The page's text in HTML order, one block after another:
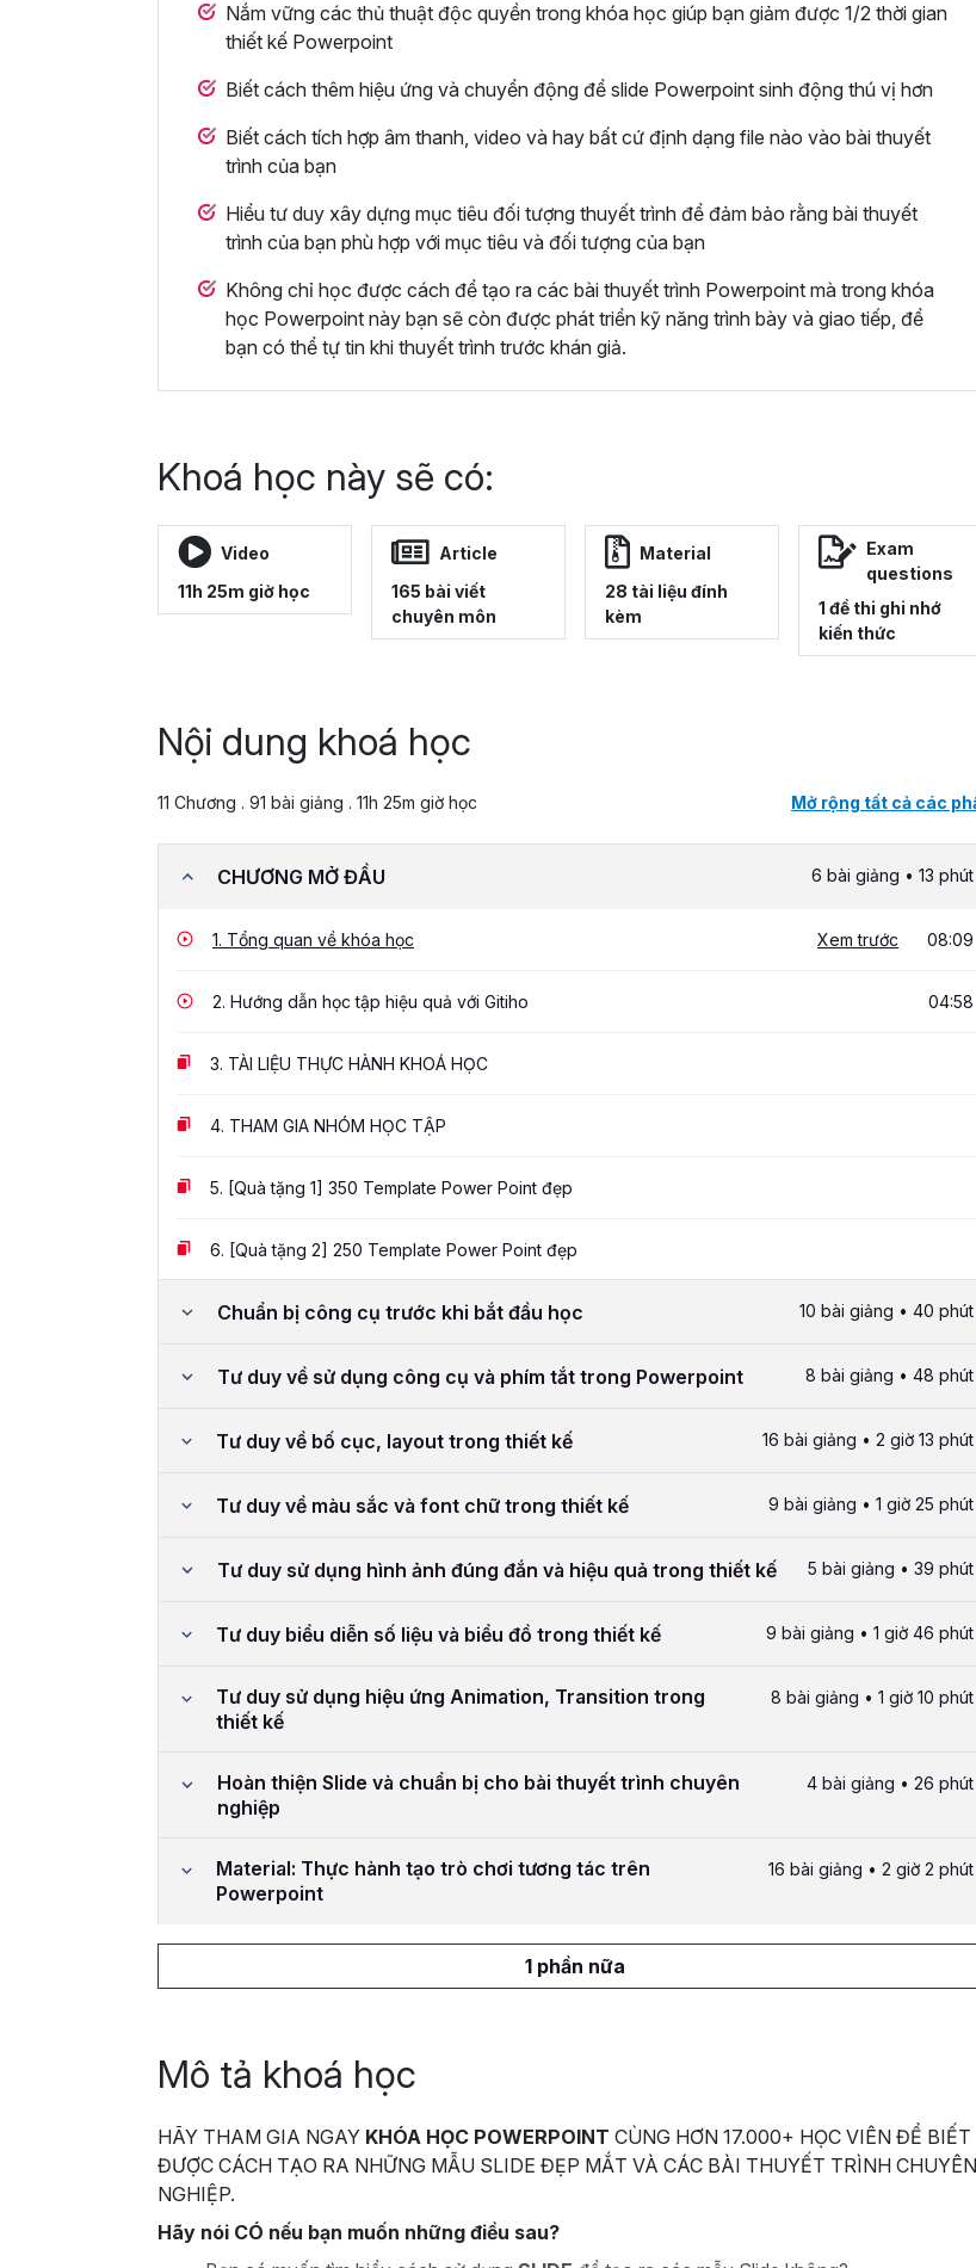
Nắm vững các thủ thuật độc quyền trong khóa học giúp bạn giảm được 1/2 thời gian
thiết kế Powerpoint
Biết cách thêm hiệu ứng và chuyển động để slide Powerpoint sinh động thú vị hơn
Biết cách tích hợp âm thanh, video và hay bất cứ định dạng file nào vào bài thuyết
trình của bạn
Hiểu tư duy xây dựng mục tiêu đối tượng thuyết trình để đảm bảo rằng bài thuyết
trình của bạn phù hợp với mục tiêu và đối tượng của bạn
Không chỉ học được cách để tạo ra các bài thuyết trình Powerpoint mà trong khóa
học Powerpoint này bạn sẽ còn được phát triển kỹ năng trình bày và giao tiếp, để
bạn có thể tự tin khi thuyết trình trước khán giả.
Khoá học này sẽ có:
Video
11h 25m giờ học
Article
165 bài viết
chuyên môn
Material
28 tài liệu đính
kèm
Exam
questions
1 đề thi ghi nhớ
kiến thức
Nội dung khoá học
11 Chương . 91 bài giảng . 11h 25m giờ học Mở rộng tất cả các
CHƯƠNG MỞ ĐẦU 6 bài giảng • 13 phút
1. Tổng quan về khóa học Xem trước 08:09
2. Hướng dẫn học tập hiệu quả với Gitiho 04:58
3. TÀI LIỆU THỰC HÀNH KHOÁ HỌC
4. THAM GIA NHÓM HỌC TẬP
5. [Quà tặng 1] 350 Template Power Point đẹp
6. [Quà tặng 2] 250 Template Power Point đẹp
Chuẩn bị công cụ trước khi bắt đầu học 10 bài giảng • 40 phút
Tư duy về sử dụng công cụ và phím tắt trong Powerpoint 8 bài giảng • 48 phút
Tư duy về bố cục, layout trong thiết kế 16 bài giảng • 2 giờ 13 phút
Tư duy về màu sắc và font chữ trong thiết kế 9 bài giảng • 1 giờ 25 phút
Tư duy sử dụng hình ảnh đúng đắn và hiệu quả trong thiết kế 5 bài giảng • 39 phút
Tư duy biểu diễn số liệu và biểu đồ trong thiết kế 9 bài giảng • 1 giờ 46 phút
Tư duy sử dụng hiệu ứng Animation, Transition trong
thiết kế
8 bài giảng • 1 giờ 10 phút
Hoàn thiện Slide và chuẩn bị cho bài thuyết trình chuyên
nghiệp
4 bài giảng • 26 phút
Material: Thực hành tạo trò chơi tương tác trên
Powerpoint
16 bài giảng • 2 giờ 2 phút
1 phần nữa
Mô tả khoá học
HÃY THAM GIA NGAY KHÓA HỌC POWERPOINT CÙNG HƠN 17.000+ HỌC VIÊN ĐỂ BIẾT
ĐƯỢC CÁCH TẠO RA NHỮNG MẪU SLIDE ĐẸP MẮT VÀ CÁC BÀI THUYẾT TRÌNH CHUYÊN
NGHIỆP.
Hãy nói CÓ nếu bạn muốn những điều sau?